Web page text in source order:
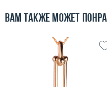
Вам также может